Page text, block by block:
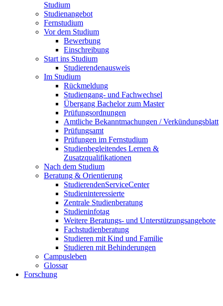
Studium
Studienangebot
Fernstudium
Vor dem Studium
Bewerbung
Einschreibung
Start ins Studium
Studierendenausweis
Im Studium
Rückmeldung
Studiengang- und Fachwechsel
Übergang Bachelor zum Master
Prüfungsordnungen
Amtliche Bekanntmachungen / Verkündungsblatt
Prüfungsamt
Prüfungen im Fernstudium
Studienbegleitendes Lernen &
Zusatzqualifikationen
Nach dem Studium
Beratung & Orientierung
StudierendenServiceCenter
Studieninteressierte
Zentrale Studienberatung
Studieninfotag
Weitere Beratungs- und Unterstützungsangebote
Fachstudienberatung
Studieren mit Kind und Familie
Studieren mit Behinderungen
Campusleben
Glossar
Forschung